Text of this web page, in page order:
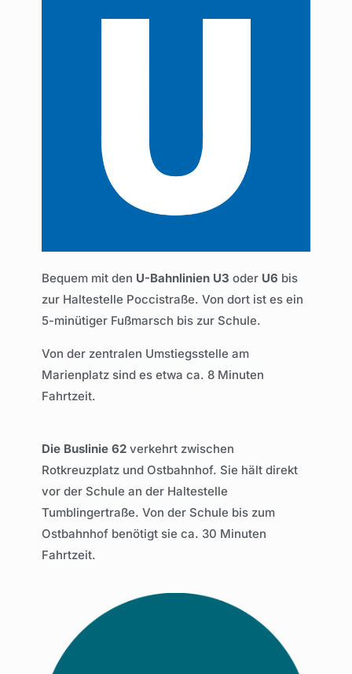
Bequem mit den U-Bahnlinien U3 oder U6 bis
zur Haltestelle Poccistraße. Von dort ist es ein
5-minütiger Fußmarsch bis zur Schule.
Von der zentralen Umstiegsstelle am
Marienplatz sind es etwa ca. 8 Minuten
Fahrtzeit.
Die Buslinie 62 verkehrt zwischen
Rotkreuzplatz und Ostbahnhof. Sie hält direkt
vor der Schule an der Haltestelle
Tumblingertraße. Von der Schule bis zum
Ostbahnhof benötigt sie ca. 30 Minuten
Fahrtzeit.